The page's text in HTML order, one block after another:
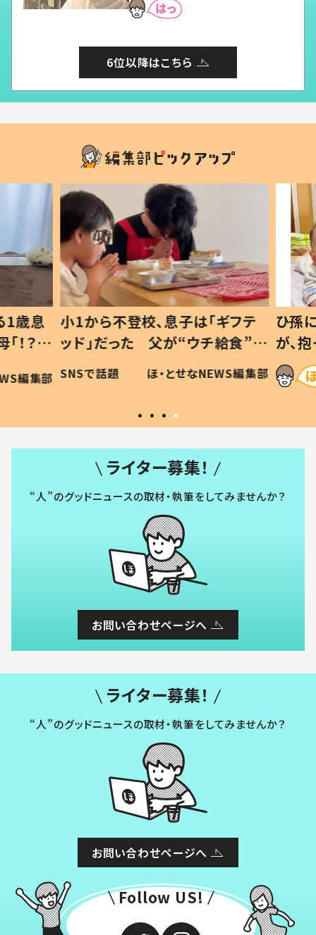
6位以降はこちら
歳息
？」
編集部
小1から不登校、息子は「ギフテ
ッド」だった 父が“ウチ給食”を
作り続ける理由とは #令和の親
#令和の子
SNSで話題 ほ・とせなNEWS編集部
ひ孫
が、
「涙
い」
ライター募集！
“人”のグッドニュースの取材・執筆をしてみませんか？
お問い合わせページへ
ライター募集！
“人”のグッドニュースの取材・執筆をしてみませんか？
お問い合わせページへ
Follow US!